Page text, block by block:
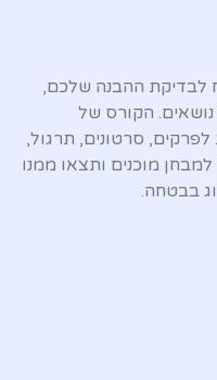
לבדיקת ההבנה שלכם,
הקורס של
סרטונים, תרגול,
מוכנים ותצאו ממנו
בבטחה.